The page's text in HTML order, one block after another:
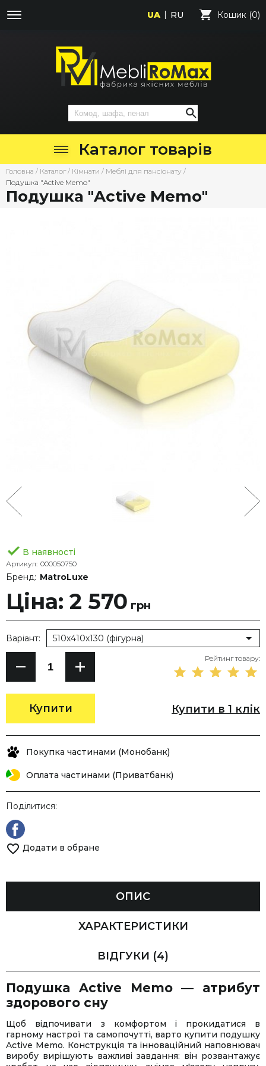
UA RU Кошик (0)
Каталог товарів
Головна / Каталог / Кімнати / Меблі для пансіонату /
Подушка "Active Memo"
Подушка "Active Memo"
В наявності
Артикул: 000050750
Бренд: MatroLuxe
Ціна: 2 570 грн
Купити
Варіант: 510х410х130 (фігурна)
Рейтинг товару:
Купити в 1 клік
Покупка частинами (Монобанк)
Оплата частинами (Приватбанк)
Поділитися:
Додати в обране
ОПИС
ХАРАКТЕРИСТИКИ
ВІДГУКИ (4)
Подушка Active Memo — атрибут
здорового сну
Щоб відпочивати з комфортом і прокидатися в
гарному настрої та самопочутті, варто купити подушку
Active Memo. Конструкція та інноваційний наповнювач
виробу вирішують важливі завдання: він розвантажує